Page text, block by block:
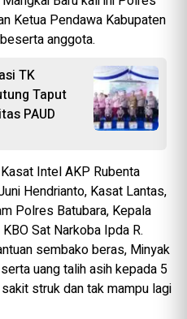
Ketua Pendawa Kabupaten
anggota.
TK
Taput
PAUD
Intel AKP Rubenta
Hendrianto, Kasat Lantas,
Polres Batubara, Kepala
Sat Narkoba Ipda R.
sembako beras, Minyak
uang talih asih kepada 5
struk dan tak mampu lagi